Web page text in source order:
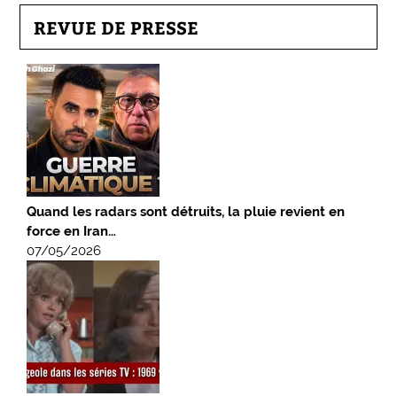
REVUE DE PRESSE
Quand les radars sont détruits, la pluie revient en
force en Iran…
07/05/2026